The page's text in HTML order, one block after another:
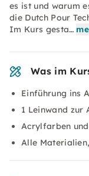
es ist und warum
die Dutch Pour
Im Kurs gesta…
Was im
Einführung ins
1 Leinwand zur
Acrylfarben
Alle